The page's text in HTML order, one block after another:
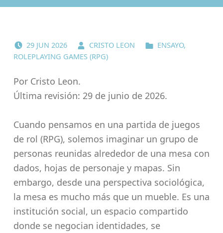
29 JUN 2026 CRISTO LEON ENSAYO,
ROLEPLAYING GAMES (RPG)
Por Cristo Leon.
Última revisión: 29 de junio de 2026.
Cuando pensamos en una partida de juegos
de rol (RPG), solemos imaginar un grupo de
personas reunidas alrededor de una mesa con
dados, hojas de personaje y mapas. Sin
embargo, desde una perspectiva sociológica,
la mesa es mucho más que un mueble. Es una
institución social, un espacio compartido
donde se negocian identidades, se